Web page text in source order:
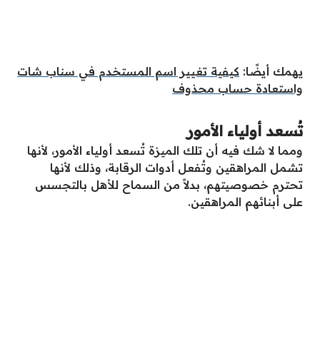
يهمك أيضًا: كيفية تغيير اسم المستخدم في سناب شات
واستعادة حساب محذوف
تُسعد أولياء الأمور
ومما لا شك فيه أن تلك الميزة تُسعد أولياء الأمور، لأنها
تشمل المراهقين وتُفعل أدوات الرقابة، وذلك لأنها
تحترم خصوصيتهم، بدلاً من السماح للأهل بالتجسس
على أبنائهم المراهقين.